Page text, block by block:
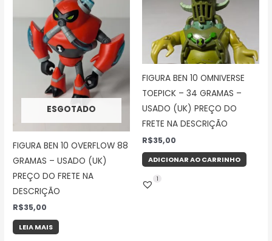
ESGOTADO
FIGURA BEN 10 OVERFLOW 88
GRAMAS – USADO (UK)
PREÇO DO FRETE NA
DESCRIÇÃO
R$35,00
LEIA MAIS
FIGURA BEN 10 OMNIVERSE
TOEPICK – 34 GRAMAS –
USADO (UK) PREÇO DO
FRETE NA DESCRIÇÃO
R$35,00
ADICIONAR AO CARRINHO
1